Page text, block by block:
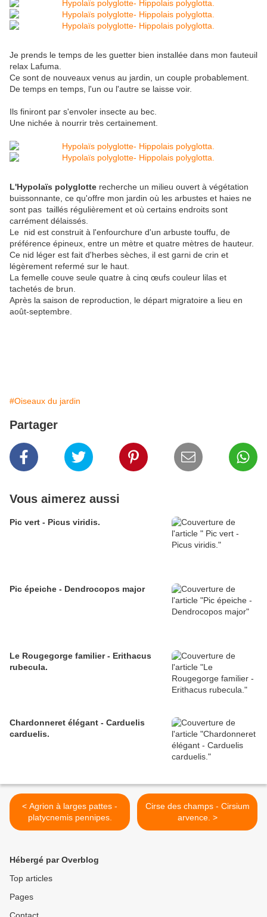
Je prends le temps de les guetter bien installée dans mon fauteuil
relax Lafuma.
Ce sont de nouveaux venus au jardin, un couple probablement.
De temps en temps, l'un ou l'autre se laisse voir.
Ils finiront par s'envoler insecte au bec.
Une nichée à nourrir très certainement.
L'Hypolaïs polyglotte recherche un milieu ouvert à végétation
buissonnante, ce qu'offre mon jardin où les arbustes et haies ne
sont pas taillés régulièrement et où certains endroits sont
carrément délaissés.
Le nid est construit à l'enfourchure d'un arbuste touffu, de
préférence épineux, entre un mètre et quatre mètres de hauteur.
Ce nid léger est fait d'herbes sèches, il est garni de crin et
légèrement refermé sur le haut.
La femelle couve seule quatre à cinq œufs couleur lilas et
tachetés de brun.
Après la saison de reproduction, le départ migratoire a lieu en
août-septembre.
#Oiseaux du jardin
Partager
Vous aimerez aussi
Pic vert - Picus viridis.
Pic épeiche - Dendrocopos major
Le Rougegorge familier - Erithacus
rubecula.
Chardonneret élégant - Carduelis
carduelis.
< Agrion à larges pattes -
platycnemis pennipes.
Cirse des champs - Cirsium
arvence. >
Hébergé par Overblog
Top articles
Pages